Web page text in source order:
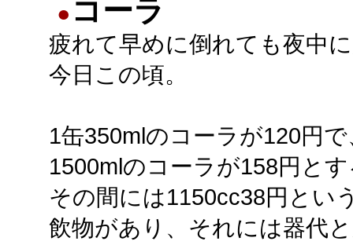
● コーラ
疲れて早めに倒れても夜中
今日この頃。
1缶350mlのコーラが120円で
1500mlのコーラが158円と
その間には1150cc38円とい
飲物があり、それには器代